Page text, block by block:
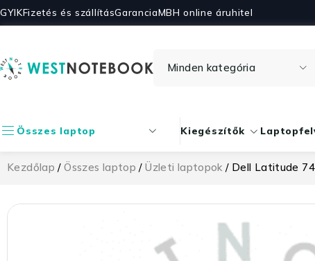
GYIKFizetés és szállításGaranciaMBH online áruhitel
Összes laptop Kiegészítők
Kezdőlap /Összes laptop /Üzleti laptopok / Dell Latitude